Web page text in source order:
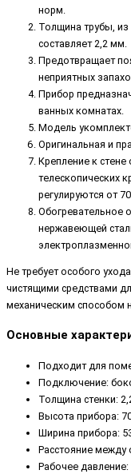
норм.
Толщина трубы, из
составляет 2,2 мм.
Предотвращает
неприятных
Прибор
ванных комнатах.
Модель
Оригинальная и
Крепление к
телескопических
регулируются от
Обогревательное
нержавеющей
Не требует особого
чистящими средствами
механическим способом
Основные
Подходит для
Подключение:
Толщина стенки:
Высота прибора:
Ширина прибора:
Расстояние между
Рабочее давление: